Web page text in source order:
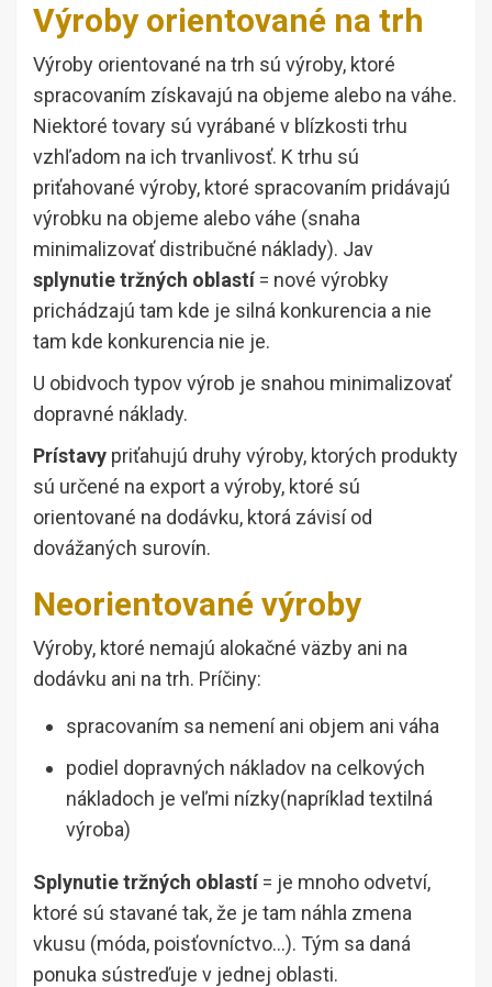
Výroby orientované na trh
Výroby orientované na trh sú výroby, ktoré
spracovaním získavajú na objeme alebo na váhe.
Niektoré tovary sú vyrábané v blízkosti trhu
vzhľadom na ich trvanlivosť. K trhu sú
priťahované výroby, ktoré spracovaním pridávajú
výrobku na objeme alebo váhe (snaha
minimalizovať distribučné náklady). Jav
splynutie tržných oblastí= nové výrobky
prichádzajú tam kde je silná konkurencia a nie
tam kde konkurencia nie je.
U obidvoch typov výrob je snahou minimalizovať
dopravné náklady.
Prístavy priťahujú druhy výroby, ktorých produkty
sú určené na export a výroby, ktoré sú
orientované na dodávku, ktorá závisí od
dovážaných surovín.
Neorientované výroby
Výroby, ktoré nemajú alokačné väzby ani na
dodávku ani na trh. Príčiny:
spracovaním sa nemení ani objem ani váha
podiel dopravných nákladov na celkových
nákladoch je veľmi nízky(napríklad textilná
výroba)
Splynutie tržných oblastí= je mnoho odvetví,
ktoré sú stavané tak, že je tam náhla zmena
vkusu (móda, poisťovníctvo…). Tým sa daná
ponuka sústreďuje v jednej oblasti.